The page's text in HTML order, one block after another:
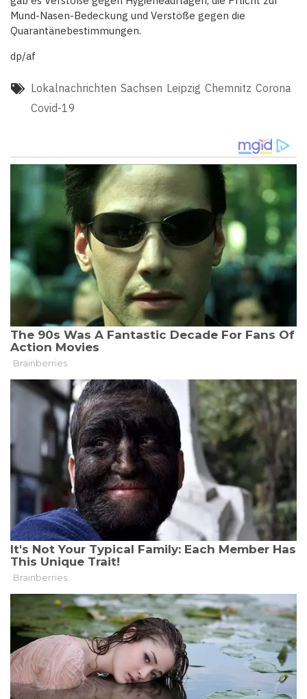
Mund-Nasen-Bedeckung und Verstöße gegen die
Quarantänebestimmungen.
dp/af
Lokalnachrichten Sachsen Leipzig Chemnitz Corona
Covid-19